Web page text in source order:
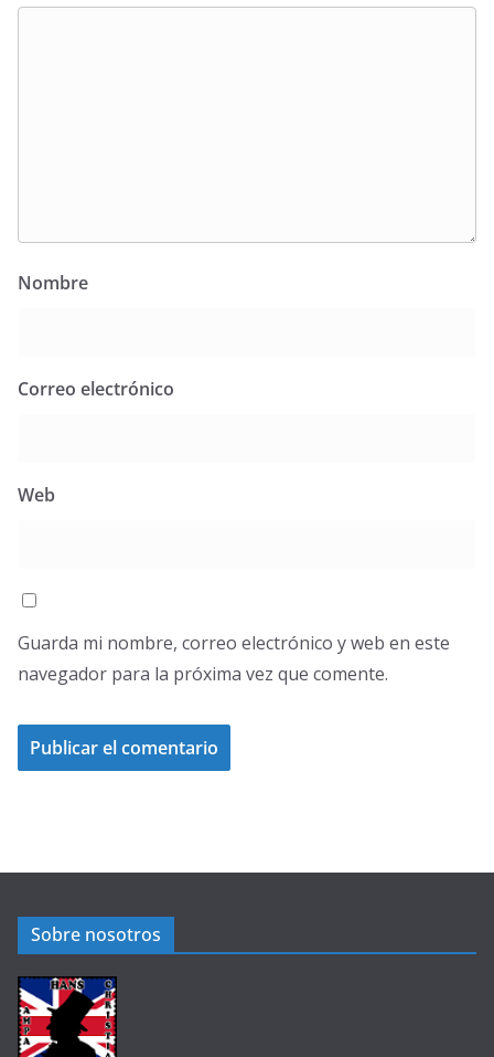
Nombre
Correo electrónico
Web
Guarda mi nombre, correo electrónico y web en este
navegador para la próxima vez que comente.
Sobre nosotros